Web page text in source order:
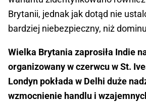
Brytanii, jednak jak dotąd nie
bardziej niebezpieczny, niż
Wielka Brytania zaprosiła Indie
organizowany w czerwcu w St.
Londyn pokłada w Delhi duże
wzmocnienie handlu i